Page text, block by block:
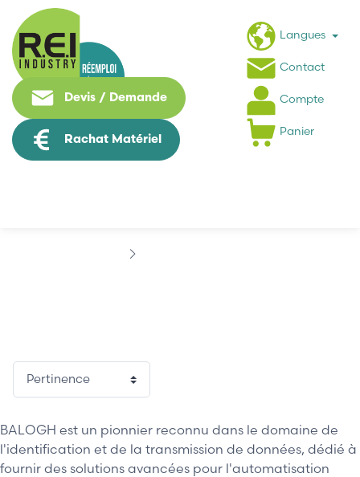
Devis / Demande
Rachat Matériel
Langues
Contact
Compte
Panier
BALOGH est un pionnier reconnu dans le domaine de
l'identification et de la transmission de données, dédié à
fournir des solutions avancées pour l'automatisation